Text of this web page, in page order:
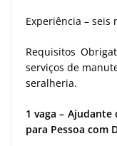
Experiência – seis
Requisitos
serviços de
seralheria.
1 vaga – Ajudante
para Pessoa com